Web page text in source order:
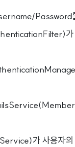
Password
가
가 사용자의